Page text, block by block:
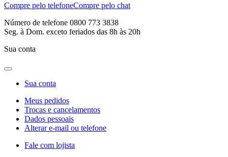
Compre pelo telefoneCompre pelo chat
Número de telefone 0800 773 3838
Seg. à Dom. exceto feriados das 8h às 20h
Sua conta
Sua conta
Meus pedidos
Trocas e cancelamentos
Dados pessoais
Alterar e-mail ou telefone
Fale com lojista